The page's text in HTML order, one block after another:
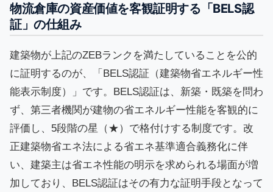
物流倉庫の資産価値を客観証明する「BELS認
証」の仕組み
建築物が上記のZEBランクを満たしていることを公的
に証明するのが、「BELS認証（建築物省エネルギー性
能表示制度）」です。BELS認証は、新築・既築を問わ
ず、第三者機関が建物の省エネルギー性能を客観的に
評価し、5段階の星（★）で格付けする制度です。改
正建築物省エネ法による省エネ基準適合義務化に伴
い、建築主は省エネ性能の明示を求められる場面が増
加しており、BELS認証はその有力な証明手段となって